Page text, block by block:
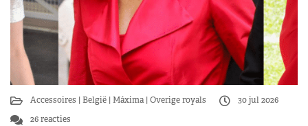
Accessoires België Máxima Overige royals
30 jul 2026
26 reacties